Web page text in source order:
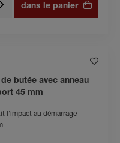
dans le panier
butée avec anneau
45 mm
l'impact au démarrage